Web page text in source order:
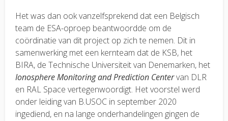
Het was dan ook vanzelfsprekend dat een Belgisch
team de ESA-oproep beantwoordde om de
coördinatie van dit project op zich te nemen. Dit in
samenwerking met een kernteam dat de KSB, het
BIRA, de Technische Universiteit van Denemarken, het
Ionosphere Monitoring and Prediction Centervan DLR
en RAL Space vertegenwoordigt. Het voorstel werd
onder leiding van B.USOC in september 2020
ingediend, en na lange onderhandelingen gingen de